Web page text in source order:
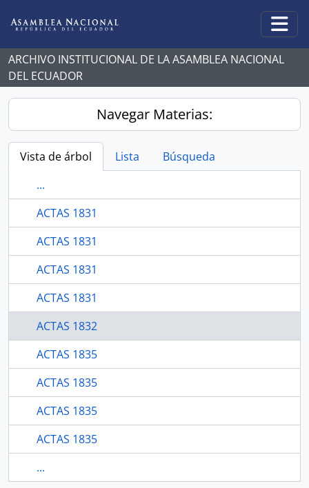
ARCHIVO INSTITUCIONAL DE LA ASAMBLEA NACIONAL
DEL ECUADOR
Navegar Materias:
Vista de árbol Lista
Búsqueda
...
ACTAS 1831
ACTAS 1831
ACTAS 1831
ACTAS 1831
ACTAS 1832
ACTAS 1835
ACTAS 1835
ACTAS 1835
ACTAS 1835
...